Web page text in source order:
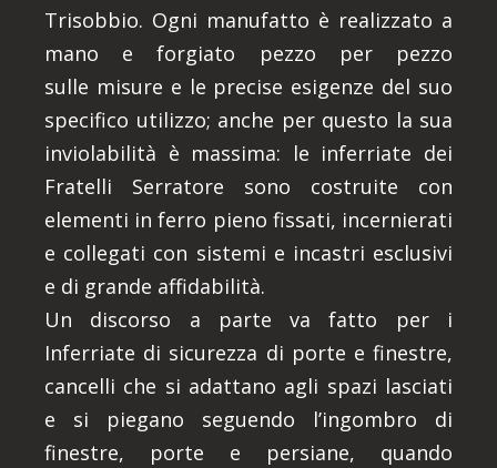
Trisobbio. Ogni manufatto è realizzato a
mano e forgiato pezzo per pezzo
sulle misure e le precise esigenze del suo
specifico utilizzo; anche per questo la sua
inviolabilità è massima: le inferriate dei
Fratelli Serratore sono costruite con
elementi in ferro pieno fissati, incernierati
e collegati con sistemi e incastri esclusivi
e di grande affidabilità.
Un discorso a parte va fatto per i
Inferriate di sicurezza di porte e finestre,
cancelli che si adattano agli spazi lasciati
e si piegano seguendo l’ingombro di
finestre, porte e persiane, quando